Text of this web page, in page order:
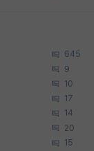
645
9
10
17
14
20
15